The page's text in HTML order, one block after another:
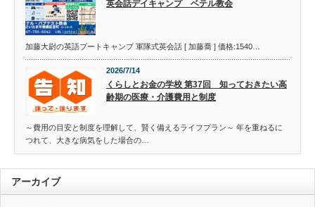
英会話デイキャンプ ベテル教会
加藤大尉の英語ブートキャンプ 軍隊式英会話 [ 加藤喬 ] 価格:1540…
2026/7/14
くらしとお金の学校 第37回 知っておきたい高
齢期の医療・介護費用と制度
～費用の目安と制度を理解して、賢く備えるライフプラン～ 年を重ねるに
つれて、大きな病気をした場合の…
アーカイブ